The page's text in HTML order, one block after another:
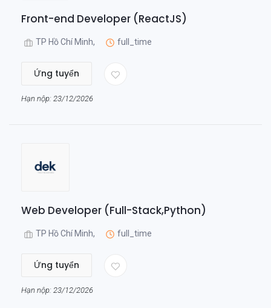
Front-end Developer (ReactJS)
TP Hồ Chí Minh, full_time
Ứng tuyển
Hạn nộp: 23/12/2026
Web Developer (Full-Stack,Python)
TP Hồ Chí Minh, full_time
Ứng tuyển
Hạn nộp: 23/12/2026